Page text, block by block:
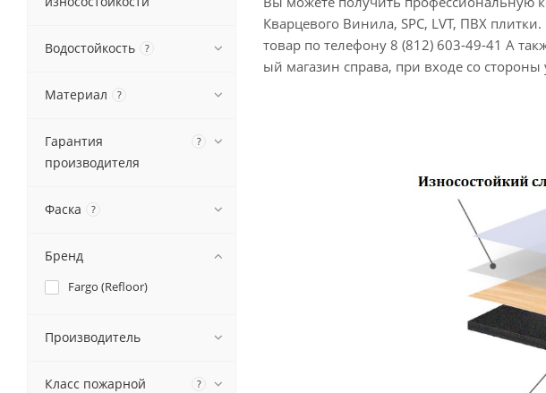
Кварцевого Винила, SPC, LVT, ПВХ
товар по телефону 8 (812) 603-49-41 А
ый магазин справа, при входе со
Водостойкость ?
Материал ?
Гарантия
производителя
?
Фаска ?
Бренд
Fargo (Refloor)
Производитель
Класс пожарной
?